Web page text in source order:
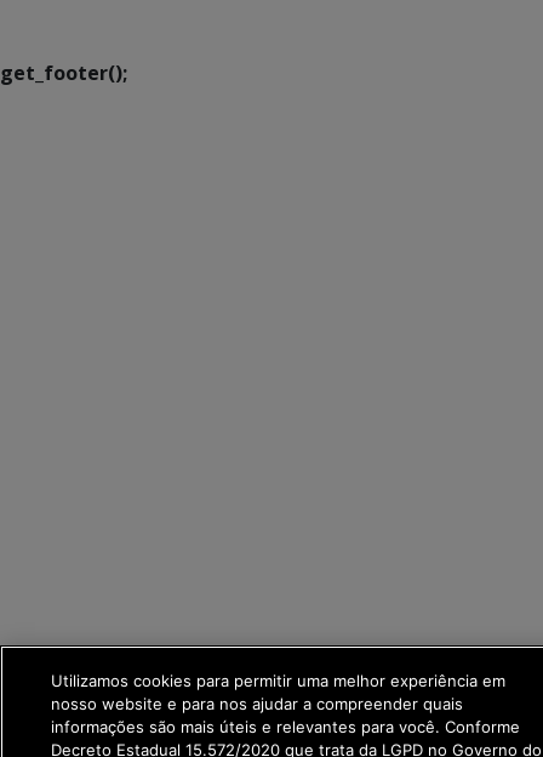
get_footer();
Utilizamos cookies para permitir uma melhor experiência em
nosso website e para nos ajudar a compreender quais
informações são mais úteis e relevantes para você. Conforme
Decreto Estadual 15.572/2020 que trata da LGPD no Governo do